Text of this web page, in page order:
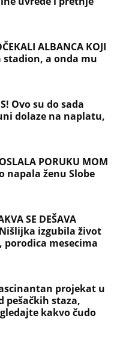
ALBANCA KOJI
stadion, a onda mu
Ovo su do sada
dolaze na naplatu,
PORUKU MOM
napala ženu Slobe
SE DEŠAVA
Nišlijka izgubila život
porodica mesecima
projekat u
pešačkih staza,
kakvo čudo